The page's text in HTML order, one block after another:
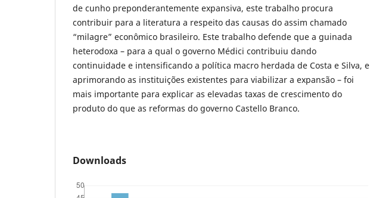
de cunho preponderantemente expansiva, este trabalho procura
contribuir para a literatura a respeito das causas do assim chamado
“milagre” econômico brasileiro. Este trabalho defende que a guinada
heterodoxa – para a qual o governo Médici contribuiu dando
continuidade e intensificando a política macro herdada de Costa e Silva, e
aprimorando as instituições existentes para viabilizar a expansão – foi
mais importante para explicar as elevadas taxas de crescimento do
produto do que as reformas do governo Castello Branco.
Downloads